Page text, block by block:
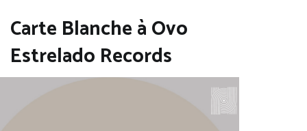
Carte Blanche à Ovo
Estrelado Records